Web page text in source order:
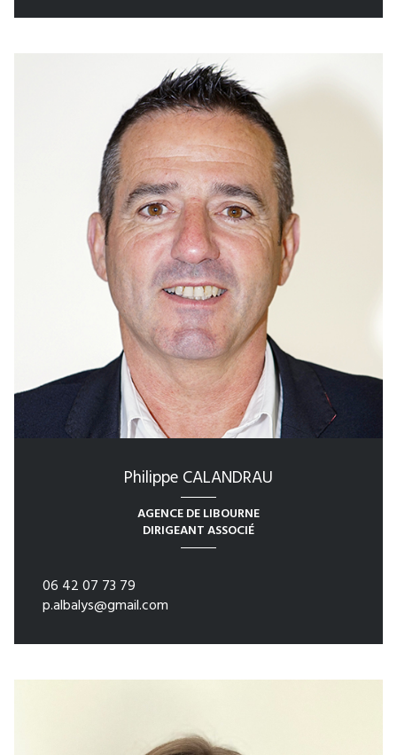
Philippe CALANDRAU
AGENCE DE LIBOURNE
DIRIGEANT ASSOCIÉ
06 42 07 73 79
p.albalys@gmail.com